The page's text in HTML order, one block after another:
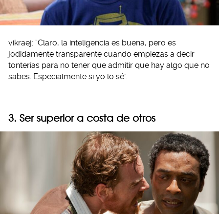
vikraej: “Claro, la inteligencia es buena, pero es
jodidamente transparente cuando empiezas a decir
tonterías para no tener que admitir que hay algo que no
sabes. Especialmente si yo lo sé”.
3. Ser superior a costa de otros